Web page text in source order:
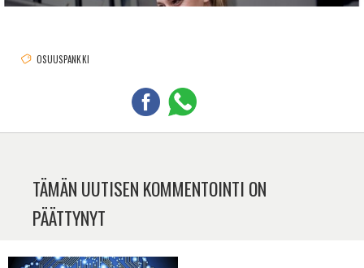
OSUUSPANKKI
TÄMÄN UUTISEN KOMMENTOINTI ON
PÄÄTTYNYT